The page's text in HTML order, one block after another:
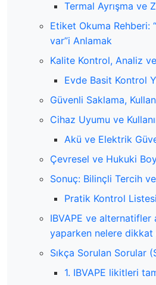
Termal Ayrışma ve
Etiket Okuma Rehberi:
var”i Anlamak
Kalite Kontrol, Analiz
Evde Basit Kontrol
Güvenli Saklama,
Cihaz Uyumu ve
Akü ve Elektrik
Çevresel ve Hukuki
Sonuç: Bilinçli Tercih
Pratik Kontrol Listesi
IBVAPE ve alternatifler
yaparken nelere dikkat
Sıkça Sorulan Sorular
1. IBVAPE likitleri